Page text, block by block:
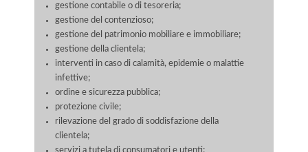
gestione contabile o di tesoreria;
gestione del contenzioso;
gestione del patrimonio mobiliare e immobiliare;
gestione della clientela;
interventi in caso di calamità, epidemie o malattie
infettive;
ordine e sicurezza pubblica;
protezione civile;
rilevazione del grado di soddisfazione della
clientela;
servizi a tutela di consumatori e utenti;